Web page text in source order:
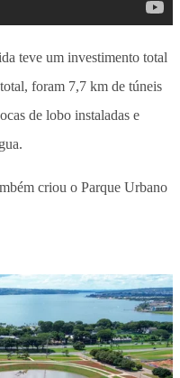
teve um investimento total
foram 7,7 km de túneis
de lobo instaladas e
.
criou o Parque Urbano